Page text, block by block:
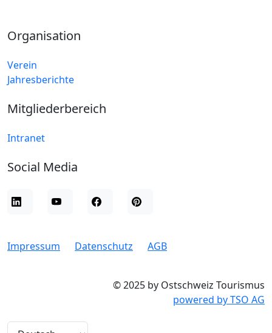
Organisation
Verein
Jahresberichte
Mitgliederbereich
Intranet
Social Media
Impressum Datenschutz AGB
© 2025 by Ostschweiz Tourismus
powered by TSO AG
Sprache wechseln